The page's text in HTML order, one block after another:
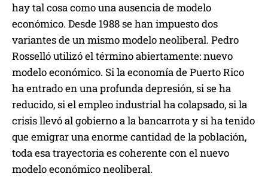
hay tal cosa como una ausencia de modelo
económico. Desde 1988 se han impuesto dos
variantes de un mismo modelo neoliberal. Pedro
Rosselló utilizó el término abiertamente: nuevo
modelo económico. Si la economía de Puerto Rico
ha entrado en una profunda depresión, si se ha
reducido, si el empleo industrial ha colapsado, si la
crisis llevó al gobierno a la bancarrota y si ha tenido
que emigrar una enorme cantidad de la población,
toda esa trayectoria es coherente con el nuevo
modelo económico neoliberal.